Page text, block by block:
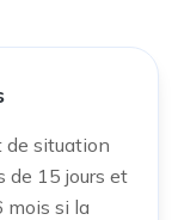
de situation
de 15 jours et
mois si la